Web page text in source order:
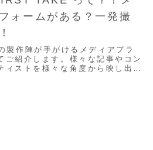
ォームがある？一発撮
作陣が手がけるメディアプラ
ご紹介します。様々な記事やコン
ィストを様々な角度から映し出す